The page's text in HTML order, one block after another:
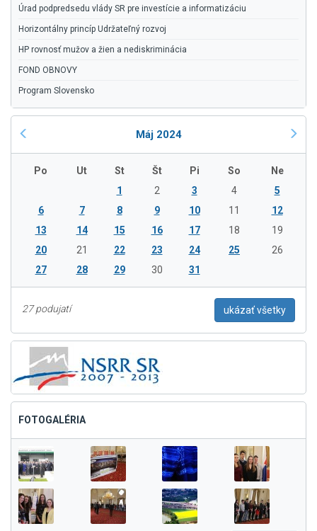
Úrad podpredsedu vlády SR pre investície a informatizáciu
Horizontálny princíp Udržateľný rozvoj
HP rovnosť mužov a žien a nediskriminácia
FOND OBNOVY
Program Slovensko
Máj 2024
Po Ut St Št Pi So
Ne
1
2 3 4
5
6
7 8 9 10 11
12
13
14 15 16 17 18
19
20
21 22 23 24 25
26
27
28 29 30 31
27 podujatí ukázať všetky
FOTOGALÉRIA